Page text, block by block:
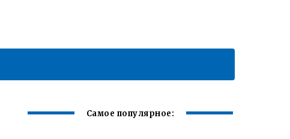
Самое популярное: